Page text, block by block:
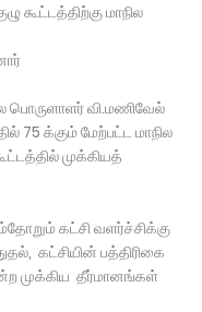
கூட்டத்திற்கு மாநில
பொருளாளர் வி.மணிவேல்
க்கும் மேற்பட்ட மாநில
முக்கியத்
கட்சி வளர்ச்சிக்கு
கட்சியின் பத்திரிகை
முக்கிய தீர்மானங்கள்